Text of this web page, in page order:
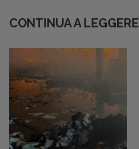
CONTINUA A LEGGERE